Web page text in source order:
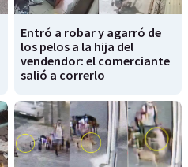
Entró a robar y agarró de
los pelos a la hija del
vendendor: el comerciante
salió a correrlo